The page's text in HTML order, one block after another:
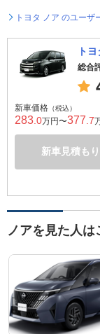
トヨタ ノア のユー
ト
総合
新車価格 （税込）
283 .0万円〜377 .7
新車見積も
ノアを見た人